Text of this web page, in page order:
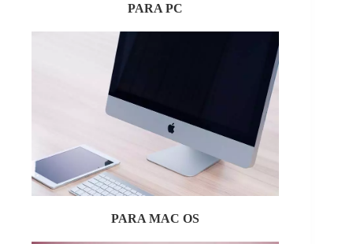
PARA PC
PARA MAC OS